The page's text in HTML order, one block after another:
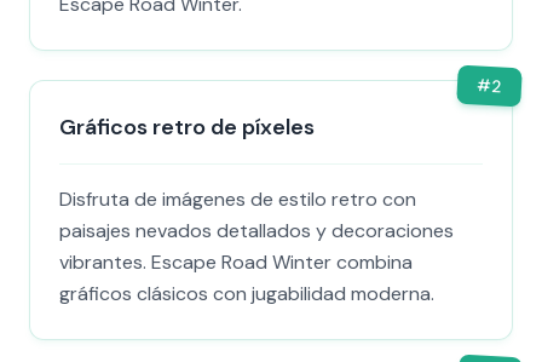
#2
Gráficos retro de píxeles
Disfruta de imágenes de estilo retro con
paisajes nevados detallados y decoraciones
vibrantes. Escape Road Winter combina
gráficos clásicos con jugabilidad moderna.